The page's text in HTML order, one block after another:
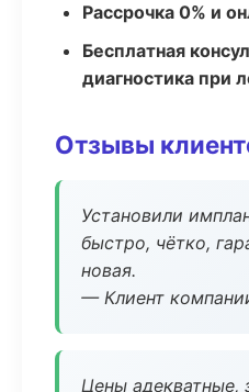
Рассрочка 0% и
Бесплатная
диагностика при
Отзывы
Установили
быстро, чётко,
новая.
— Клиент
Цены адекватные,